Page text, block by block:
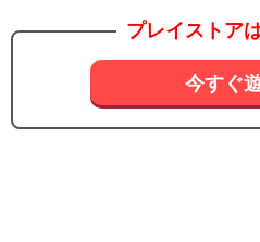
プレイストア
今すぐ